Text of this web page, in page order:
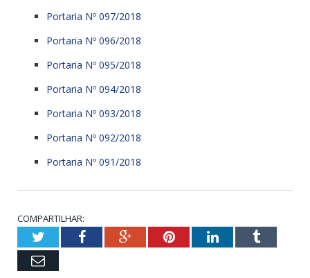
Portaria Nº 097/2018
Portaria Nº 096/2018
Portaria Nº 095/2018
Portaria Nº 094/2018
Portaria Nº 093/2018
Portaria Nº 092/2018
Portaria Nº 091/2018
COMPARTILHAR:
TwitterFacebookGoogle+PinterestLinkedInTumblr
Email